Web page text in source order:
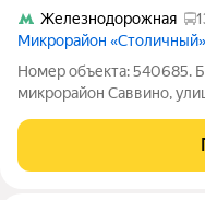
Железнодорожная
Микрорайон «Столичный»
Номер объекта: 540685.
микрорайон Саввино,
комфорт-класса.) Все
архитектурной